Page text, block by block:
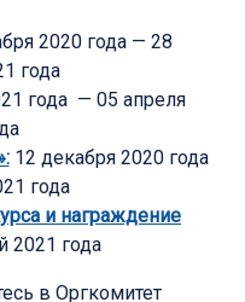
2020 года — 28
года
года — 05 апреля
12 декабря 2020 года
года
и награждение
2021 года
в Оргкомитет